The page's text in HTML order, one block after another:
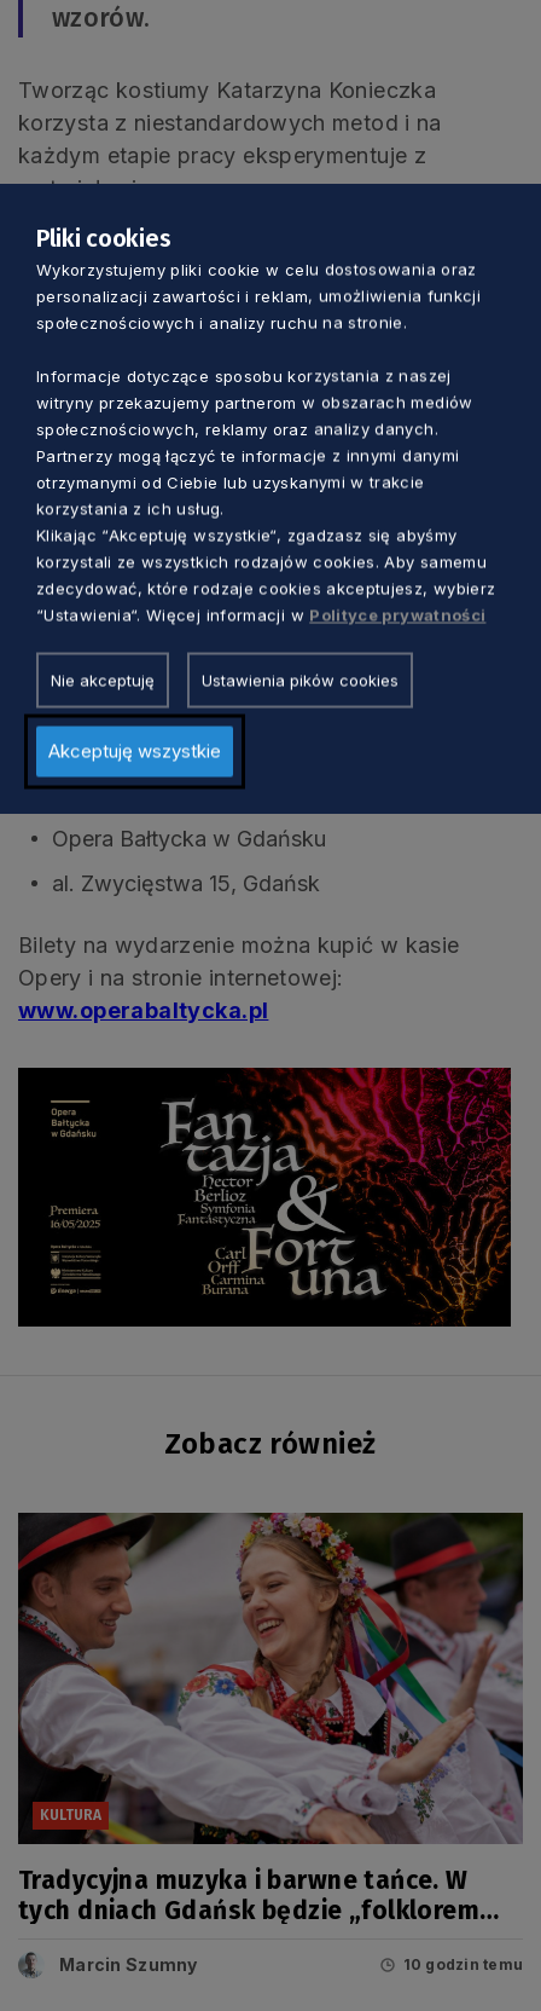
wzorów.
Tworząc kostiumy Katarzyna Konieczka
korzysta z niestandardowych metod i na
każdym etapie pracy eksperymentuje z
materiałami.
– Moje projekty są bardzo artystyczne,
wręcz malarskie. Uwielbiam sięgać po
materiały, które na pierwszy rzut oka
nie mają nic wspólnego z
krawiectwem. To pozwala mi tworzyć
coś naprawdę unikalnego. W moich
projektach ważna jest zarówno sztuka,
jak i iluzja – dodaje projektantka.
„Fantazja i Fortuna”
premiera: 16 maja 2025 r., piątek, godz. 19.00
kolejne spektakle: 17, 18, 20, 23, 24, 25 i 27
maja 2025 r.
Opera Bałtycka w Gdańsku
al. Zwycięstwa 15, Gdańsk
Bilety na wydarzenie można kupić w kasie
Opery i na stronie internetowej:
www.operabaltycka.pl
Zobacz również
KULTURA
Tradycyjna muzyka i barwne tańce. W
tych dniach Gdańsk będzie „folklorem
Marcin Szumny 10 godzin temu
Pliki cookies
Wykorzystujemy pliki cookie w celu dostosowania oraz
personalizacji zawartości i reklam, umożliwienia funkcji
społecznościowych i analizy ruchu na stronie.
Informacje dotyczące sposobu korzystania z naszej
witryny przekazujemy partnerom w obszarach mediów
społecznościowych, reklamy oraz analizy danych.
Partnerzy mogą łączyć te informacje z innymi danymi
otrzymanymi od Ciebie lub uzyskanymi w trakcie
korzystania z ich usług.
Klikając “Akceptuję wszystkie“, zgadzasz się abyśmy
korzystali ze wszystkich rodzajów cookies. Aby samemu
zdecydować, które rodzaje cookies akceptujesz, wybierz
“Ustawienia“. Więcej informacji w Polityce prywatności
Nie akceptuję Ustawienia pików cookies
Akceptuję wszystkie